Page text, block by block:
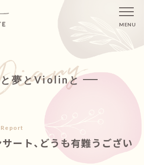
MENU
夢とViolinと
ート、どうも有難うござい